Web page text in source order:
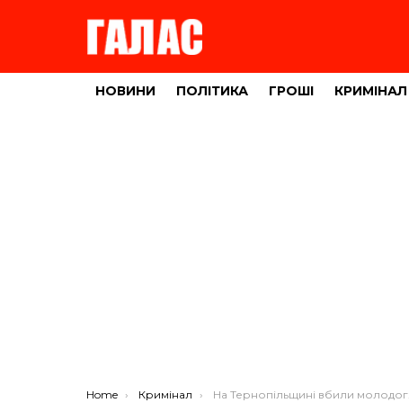
НОВИНИ ПОЛІТИКА ГРОШІ КРИМІНАЛ
You are here:
Home Кримінал На Тернопільщині вбили молодого чоловіка